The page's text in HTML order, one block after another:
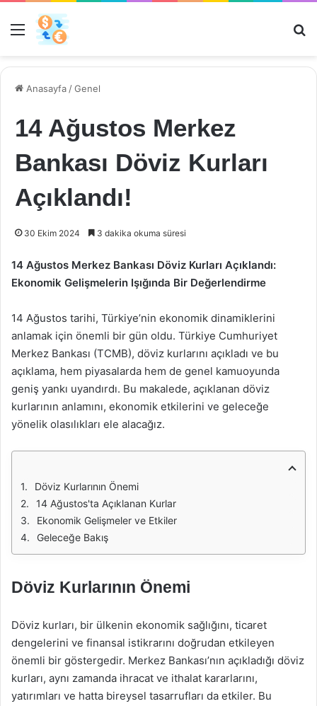
Menü
Anasayfa /Genel
14 Ağustos Merkez
Bankası Döviz Kurları
Açıklandı!
30 Ekim 2024 3 dakika okuma süresi
14 Ağustos Merkez Bankası Döviz Kurları Açıklandı:
Ekonomik Gelişmelerin Işığında Bir Değerlendirme
14 Ağustos tarihi, Türkiye’nin ekonomik dinamiklerini
anlamak için önemli bir gün oldu. Türkiye Cumhuriyet
Merkez Bankası (TCMB), döviz kurlarını açıkladı ve bu
açıklama, hem piyasalarda hem de genel kamuoyunda
geniş yankı uyandırdı. Bu makalede, açıklanan döviz
kurlarının anlamını, ekonomik etkilerini ve geleceğe
yönelik olasılıkları ele alacağız.
Döviz Kurlarının Önemi
14 Ağustos'ta Açıklanan Kurlar
Ekonomik Gelişmeler ve Etkiler
Geleceğe Bakış
Döviz Kurlarının Önemi
Döviz kurları, bir ülkenin ekonomik sağlığını, ticaret
dengelerini ve finansal istikrarını doğrudan etkileyen
önemli bir göstergedir. Merkez Bankası’nın açıkladığı döviz
kurları, aynı zamanda ihracat ve ithalat kararlarını,
yatırımları ve hatta bireysel tasarrufları da etkiler. Bu